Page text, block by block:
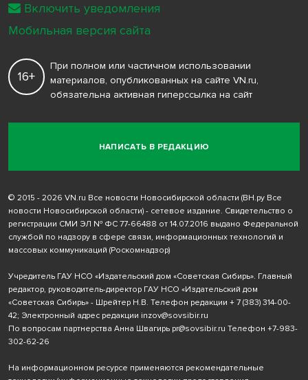
НАПИСАТЬ В РЕДАКЦИЮ
16+
При полном или частичном использовании
материалов, опубликованных на сайте VN.ru,
обязательна активная гиперссылка на сайт
© 2015 - 2026 VN.ru Все новости Новосибирской области (ВН.ру Все
новости Новосибирской области) - сетевое издание. Свидетельство о
регистрации СМИ ЭЛ № ФС 77-66488 от 14.07.2016 выдано Федеральной
службой по надзору в сфере связи, информационных технологий и
массовых коммуникаций (Роскомнадзор)
Учредитель ГАУ НСО «Издательский дом «Советская Сибирь». Главный
редактор, руководитель-директор ГАУ НСО «Издательский дом
«Советская Сибирь» - Шрейтер Н.В. Телефон редакции + 7 (383) 314-00-
42; Электронный адрес редакции inzov@sovsibir.ru
По вопросам партнерства Анна Швагирь pr@sovsibir.ru Телефон +7-983-
302-62-26
На информационном ресурсе применяются рекомендательные
Включить уведомления
Мобильная версия сайта